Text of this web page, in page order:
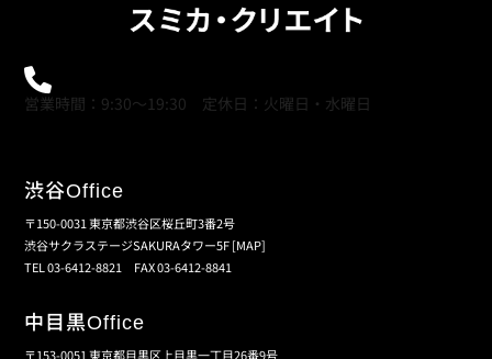
営業時間：9:30～19:30 定休日：火曜日・水曜日
渋谷Office
〒150-0031 東京都渋谷区桜丘町3番2号
渋谷サクラステージSAKURAタワー5F[MAP]
TEL 03-6412-8821 FAX 03-6412-8841
中目黒Office
〒153-0051 東京都目黒区上目黒一丁目26番9号